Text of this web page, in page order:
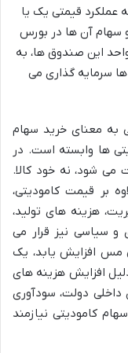
عملکرد قیمتی یک یا
سهام آن ها در بورس
این صندوق ها، به
سرمایه گذاری می
به معنای خرید سهام
ها وابسته است. در
می شود، نه خود کالا.
بر قیمت کامودیتی،
هزینه های تولید،
و سیاسی نیز قرار می
مس افزایش یابد، یک
افزایش هزینه های
دولت، سودآوری
کامودیتی نیازمند